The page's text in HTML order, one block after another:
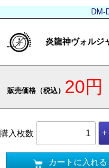
DM-
炎龍神ヴォルジ
販売価格（税込） 20円
購入枚数
カートに入れる